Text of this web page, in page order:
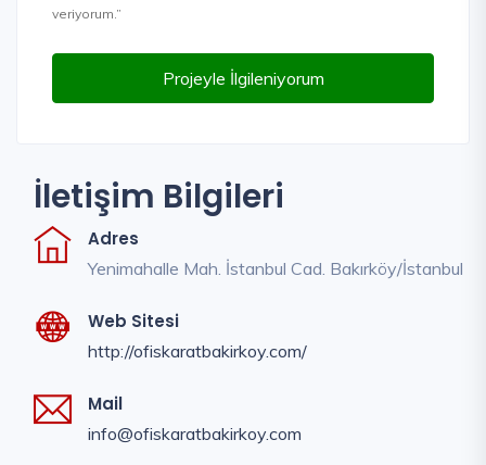
veriyorum.”
Projeyle İlgileniyorum
İletişim Bilgileri
Adres
Yenimahalle Mah. İstanbul Cad. Bakırköy/İstanbul
Web Sitesi
http://ofiskaratbakirkoy.com/
Mail
info@ofiskaratbakirkoy.com